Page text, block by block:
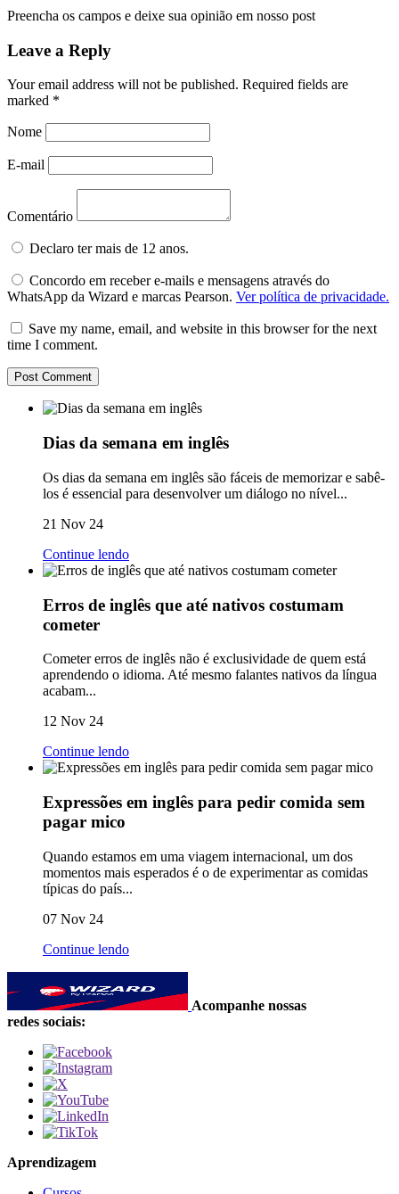
Preencha os campos e deixe sua opinião em nosso post
Leave a Reply
Your email address will not be published. Required fields are
marked *
Nome
E-mail
Comentário
Declaro ter mais de 12 anos.
Concordo em receber e-mails e mensagens através do
WhatsApp da Wizard e marcas Pearson. Ver política de privacidade.
Save my name, email, and website in this browser for the next
time I comment.
Dias da semana em inglês
Os dias da semana em inglês são fáceis de memorizar e sabê-
los é essencial para desenvolver um diálogo no nível...
21 Nov 24
Continue lendo
Erros de inglês que até nativos costumam
cometer
Cometer erros de inglês não é exclusividade de quem está
aprendendo o idioma. Até mesmo falantes nativos da língua
acabam...
12 Nov 24
Continue lendo
Expressões em inglês para pedir comida sem
pagar mico
Quando estamos em uma viagem internacional, um dos
momentos mais esperados é o de experimentar as comidas
típicas do país...
07 Nov 24
Continue lendo
Acompanhe nossas
redes sociais:
Aprendizagem